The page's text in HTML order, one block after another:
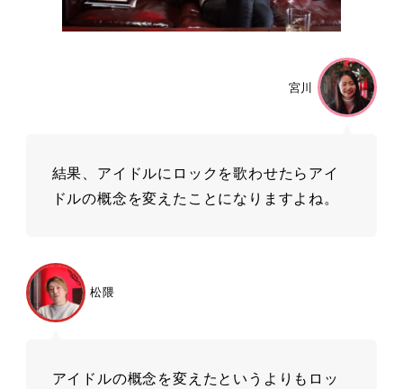
宮川
結果、アイドルにロックを歌わせたらアイ
ドルの概念を変えたことになりますよね。
松隈
アイドルの概念を変えたというよりもロッ